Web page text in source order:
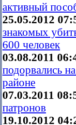
активный
25.05.2012
знакомых
600 человек
03.08.2011
подорвались
районе
07.03.2011
патронов
19.10.2012